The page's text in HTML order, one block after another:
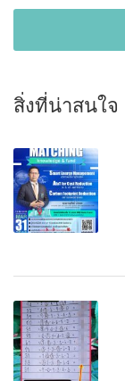
สิ่งที่น่าสนใจ